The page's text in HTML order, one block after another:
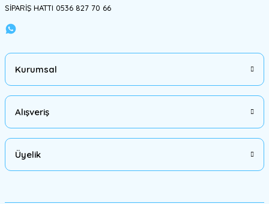
SİPARİŞ HATTI 0536 827 70 66
Kurumsal
Alışveriş
Üyelik